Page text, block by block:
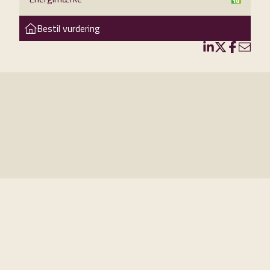
til
Bestil vurdering